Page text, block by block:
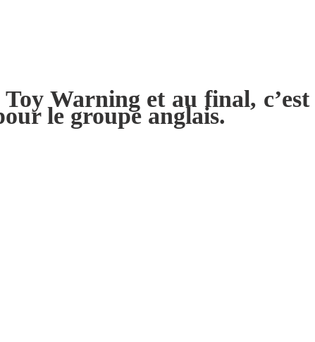
Warning et au final, c’est
le groupe anglais.